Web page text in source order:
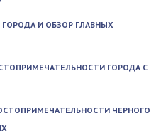
ГОРОДА И ОБЗОР ГЛАВНЫХ
ГОРОДА С
ЧЕРНОГО